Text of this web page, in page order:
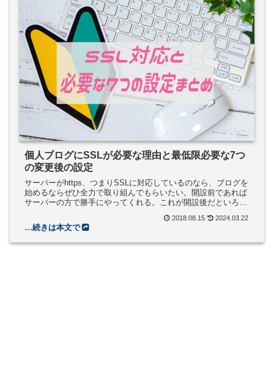
個人ブログにSSLが必要な理由と最低限必要な7つ
の変更後の設定
サーバーがhttps、つまりSSLに対応しているのなら、ブログを
始めるならぜひ全力で取り組んでもらいたい。開設前であれば
サーバーの方で勝手にやってくれる。これが開設後だといろい
2018.08.15 2024.03.22